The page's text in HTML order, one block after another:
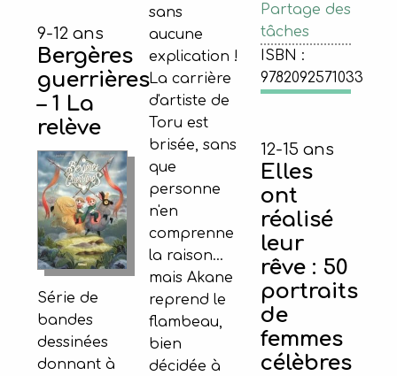
sans
aucune
explication !
La carrière
d'artiste de
Toru est
brisée, sans
que
personne
n'en
comprenne
la raison...
mais Akane
reprend le
flambeau,
bien
décidée à
9-12 ans
Bergères
guerrières
– 1 La
relève
Série de
bandes
dessinées
donnant à
Partage des
tâches
ISBN :
9782092571033
12-15 ans
Elles
ont
réalisé
leur
rêve : 50
portraits
de
femmes
célèbres